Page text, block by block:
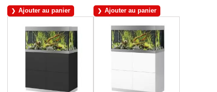
Ajouter au panier Ajouter au panier